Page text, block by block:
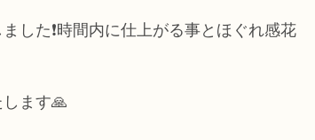
した❗時間内に仕上がる事とほぐれ感花
ます🙏